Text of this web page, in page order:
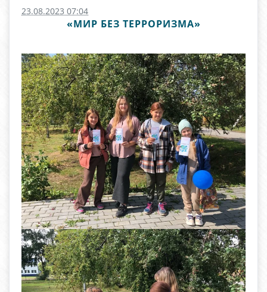
23.08.2023 07:04
«МИР БЕЗ ТЕРРОРИЗМА»